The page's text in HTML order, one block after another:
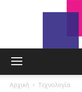
Αρχική Τεχνολογία